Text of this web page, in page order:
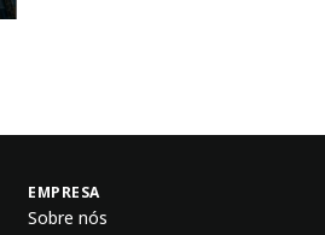
EMPRESA
Sobre nós